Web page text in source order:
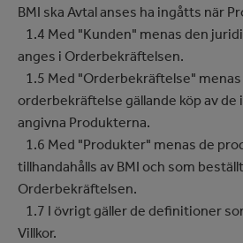
BMI ska Avtal anses ha ingåtts när
1.4 Med "Kunden" menas den
anges i Orderbekräftelsen.
1.5 Med "Orderbekräftelse" menas
orderbekräftelse gällande köp av
angivna Produkterna.
1.6 Med "Produkter" menas de
tillhandahålls av BMI och som
Orderbekräftelsen.
1.7 I övrigt gäller de definitioner
Villkor.